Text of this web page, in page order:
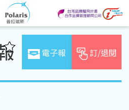
電子報 訂/退閱